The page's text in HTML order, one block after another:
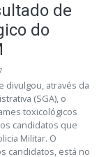
de
do
divulgou, através da
(SGA), o
toxicológicos
candidatos que
Militar. O
candidatos, está no